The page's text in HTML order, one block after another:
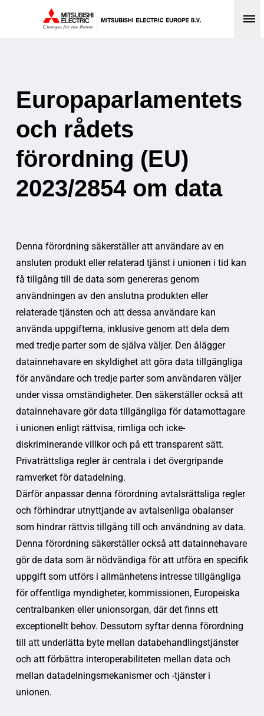
Europaparlamentets
och rådets
förordning (EU)
2023/2854 om data
Denna förordning säkerställer att användare av en
ansluten produkt eller relaterad tjänst i unionen i tid kan
få tillgång till de data som genereras genom
användningen av den anslutna produkten eller
relaterade tjänsten och att dessa användare kan
använda uppgifterna, inklusive genom att dela dem
med tredje parter som de själva väljer. Den ålägger
datainnehavare en skyldighet att göra data tillgängliga
för användare och tredje parter som användaren väljer
under vissa omständigheter. Den säkerställer också att
datainnehavare gör data tillgängliga för datamottagare
i unionen enligt rättvisa, rimliga och icke-
diskriminerande villkor och på ett transparent sätt.
Privaträttsliga regler är centrala i det övergripande
ramverket för datadelning.
Därför anpassar denna förordning avtalsrättsliga regler
och förhindrar utnyttjande av avtalsenliga obalanser
som hindrar rättvis tillgång till och användning av data.
Denna förordning säkerställer också att datainnehavare
gör de data som är nödvändiga för att utföra en specifik
uppgift som utförs i allmänhetens intresse tillgängliga
för offentliga myndigheter, kommissionen, Europeiska
centralbanken eller unionsorgan, där det finns ett
exceptionellt behov. Dessutom syftar denna förordning
till att underlätta byte mellan databehandlingstjänster
och att förbättra interoperabiliteten mellan data och
mellan datadelningsmekanismer och -tjänster i
unionen.